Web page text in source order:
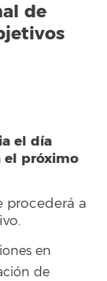
de
el día
el próximo
procederá a
en
de